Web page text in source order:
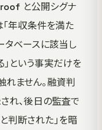
と公開シグナ
「年収条件を満た
タベースに該当し
という事実だけを
れません。融資判
れ、後日の監査で
判断された」を暗